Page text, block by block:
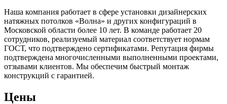
Наша компания работает в сфере установки дизайнерских
натяжных потолков «Волна» и других конфигураций в
Московской области более 10 лет. В команде работает 20
сотрудников, реализуемый материал соответствует нормам
ГОСТ, что подтверждено сертификатами. Репутация фирмы
подтверждена многочисленными выполненными проектами,
отзывами клиентов. Мы обеспечим быстрый монтаж
конструкций с гарантией.
Цены